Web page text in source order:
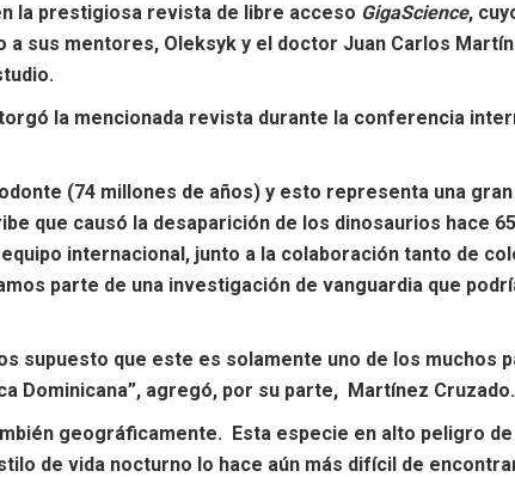
la prestigiosa revista de libre acceso GigaScience,
sus mentores, Oleksyk y el doctor Juan Carlos
la mencionada revista durante la conferencia
(74 millones de años) y esto representa una
que causó la desaparición de los dinosaurios hace
internacional, junto a la colaboración tanto de
parte de una investigación de vanguardia que
supuesto que este es solamente uno de los muchos
Dominicana”, agregó, por su parte, Martínez Cruzado.
geográficamente. Esta especie en alto peligro
de vida nocturno lo hace aún más difícil de